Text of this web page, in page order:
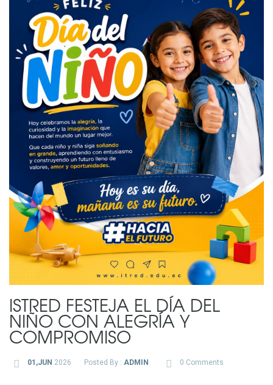
ISTRED FESTEJA EL DÍA DEL
NIÑO CON ALEGRÍA Y
COMPROMISO
01,JUN 2026 Posted By : ADMIN 0 Comments